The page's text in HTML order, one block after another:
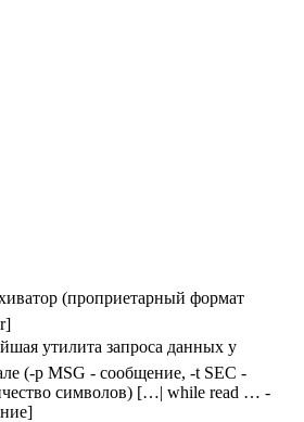
(проприетарный формат
утилита запроса данных у
(-p MSG - сообщение, -t SEC -
символов) […| while read … -